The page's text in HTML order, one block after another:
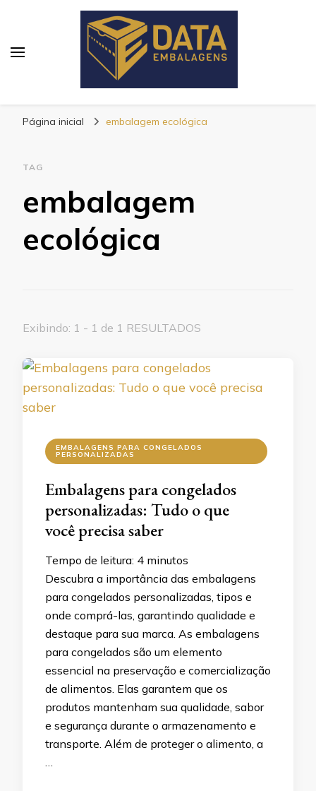
Página inicial embalagem ecológica
TAG
embalagem
ecológica
Exibindo: 1 - 1 de 1 RESULTADOS
EMBALAGENS PARA CONGELADOS
PERSONALIZADAS
Embalagens para congelados
personalizadas: Tudo o que
você precisa saber
Tempo de leitura: 4 minutos
Descubra a importância das embalagens
para congelados personalizadas, tipos e
onde comprá-las, garantindo qualidade e
destaque para sua marca. As embalagens
para congelados são um elemento
essencial na preservação e comercialização
de alimentos. Elas garantem que os
produtos mantenham sua qualidade, sabor
e segurança durante o armazenamento e
transporte. Além de proteger o alimento, a
…